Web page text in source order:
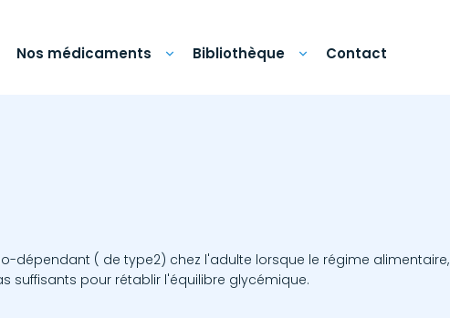
Nos médicaments Bibliothèque Contact
dépendant ( de type2) chez l'adulte lorsque le régime alimentaire,
suffisants pour rétablir l'équilibre glycémique.